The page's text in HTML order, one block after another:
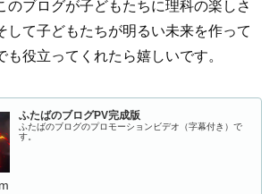
のブログが子どもたちに理科の楽しさ
して子どもたちが明るい未来を作って
も役立ってくれたら嬉しいです。
ふたばのブログPV完成版
ふたばのブログのプロモーションビデオ（字幕付き）で
す。